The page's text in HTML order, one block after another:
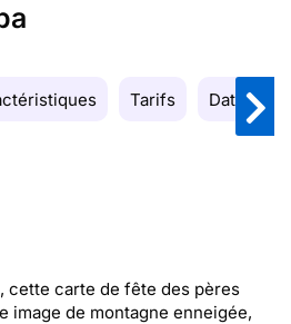
Tarifs Date de
cette carte de fête des pères
image de montagne enneigée,